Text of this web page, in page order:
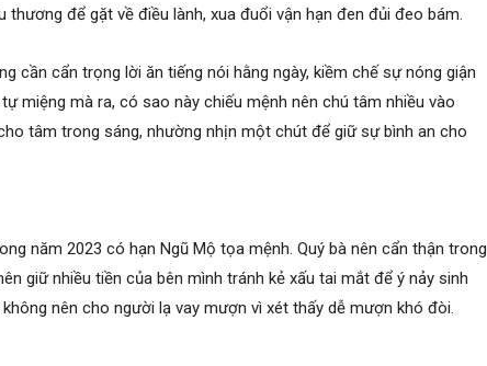
để gặt về điều lành, xua đuổi vận hạn đen đủi đeo bám.
cần cẩn trọng lời ăn tiếng nói hằng ngày, kiềm chế sự nóng giận
miệng mà ra, có sao này chiếu mệnh nên chú tâm nhiều vào
tâm trong sáng, nhường nhịn một chút để giữ sự bình an cho
năm 2023 có hạn Ngũ Mộ tọa mệnh. Quý bà nên cẩn thận trong
giữ nhiều tiền của bên mình tránh kẻ xấu tai mắt để ý nảy sinh
nên cho người lạ vay mượn vì xét thấy dễ mượn khó đòi.